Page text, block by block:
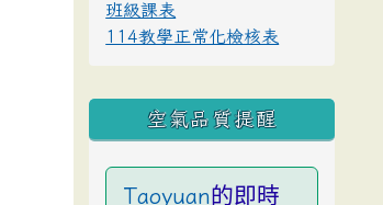
班級課表
114教學正常化檢核表
空氣品質提醒
Taoyuan的即時